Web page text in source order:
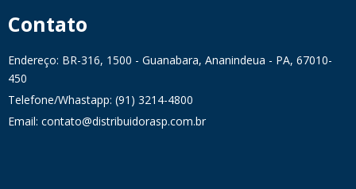
Contato
Endereço: BR-316, 1500 - Guanabara, Ananindeua - PA, 67010-
450
Telefone/Whastapp: (91) 3214-4800
Email: contato@distribuidorasp.com.br